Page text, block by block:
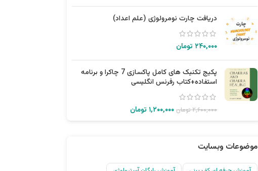
دریافت چارت نومرولوژی (علم اعداد)
۲۴۰,۰۰۰ تومان
پکیج تکنیک های کامل پاکسازی 7 چاکرا و برنامه
استفاده+کتاب رفرنس انگلیسی
۲,۶۰۰,۰۰۰تومان ۱,۲۰۰,۰۰۰ تومان
موضوعات وبسایت